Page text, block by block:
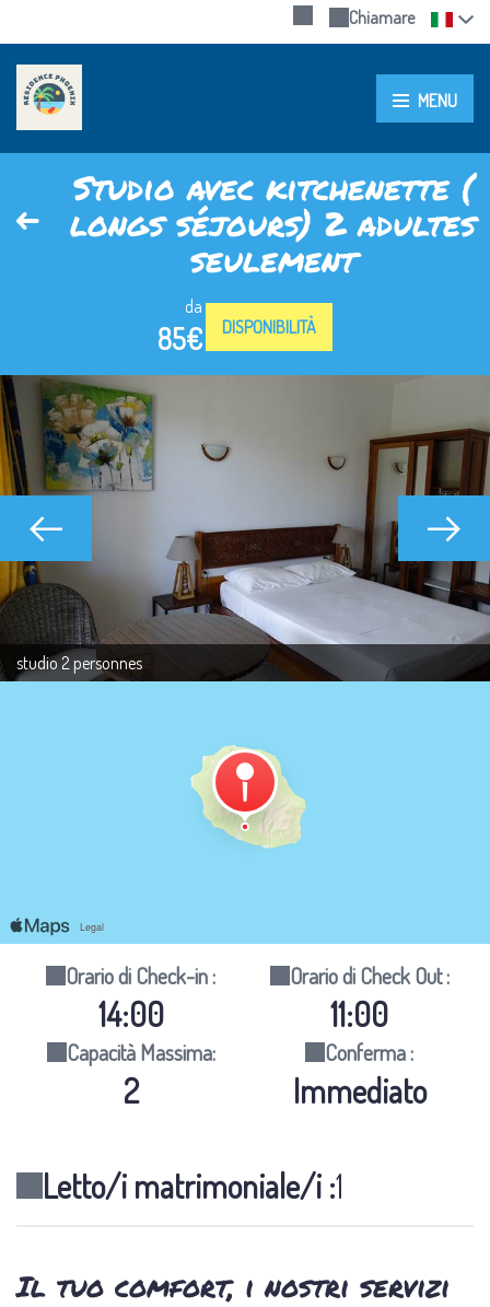
Chiamare
MENU
Studio avec kitchenette (
longs séjours) 2 adultes
seulement
da
85€ DISPONIBILITÀ
studio 2 personnes
Orario di Check-in :
14:00
Orario di Check Out :
11:00
Capacità Massima:
2
Conferma :
Immediato
Letto/i matrimoniale/i :1
Il tuo comfort, i nostri servizi